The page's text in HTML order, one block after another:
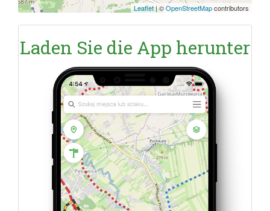
Leaflet |©OpenStreetMapcontributors
Laden Sie die App herunter